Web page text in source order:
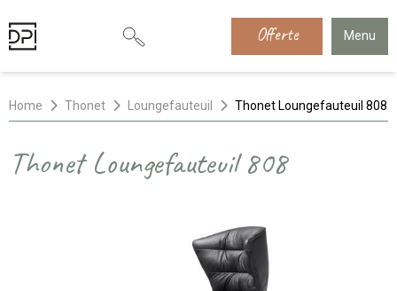
Offerte Menu
Home Thonet Loungefauteuil Thonet Loungefauteuil 808
Thonet Loungefauteuil 808